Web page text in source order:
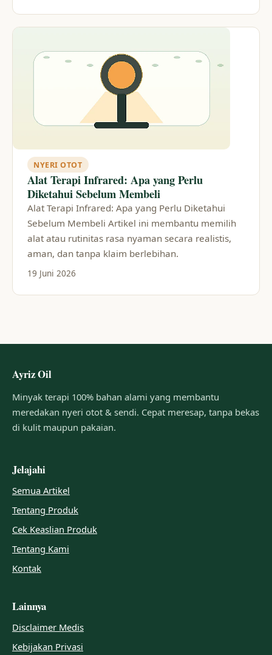
NYERI OTOT
Alat Terapi Infrared: Apa yang Perlu
Diketahui Sebelum Membeli
Alat Terapi Infrared: Apa yang Perlu Diketahui
Sebelum Membeli Artikel ini membantu memilih
alat atau rutinitas rasa nyaman secara realistis,
aman, dan tanpa klaim berlebihan.
19 Juni 2026
Ayriz Oil
Minyak terapi 100% bahan alami yang membantu
meredakan nyeri otot & sendi. Cepat meresap, tanpa bekas
di kulit maupun pakaian.
Jelajahi
Semua Artikel
Tentang Produk
Cek Keaslian Produk
Tentang Kami
Kontak
Lainnya
Disclaimer Medis
Kebijakan Privasi